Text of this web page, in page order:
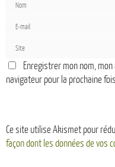
Enregistrer mon nom,
navigateur pour la prochaine
Ce site utilise Akismet pour
façon dont les données de vos